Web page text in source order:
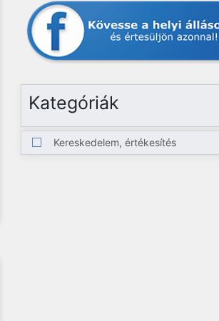
Kategóriák
Kereskedelem, értékesítés